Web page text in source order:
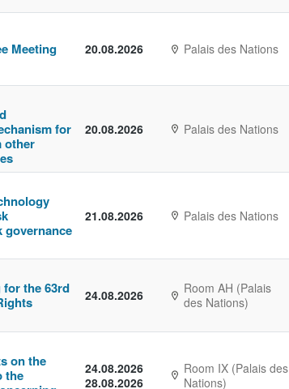
Meeting
20.08.2026 Palais des Nations
for
other
20.08.2026 Palais des Nations
governance
21.08.2026 Palais des Nations
the 63rd
24.08.2026
Room AH (Palais
des Nations)
on the
the
24.08.2026
28.08.2026
Room IX (Palais des
Nations)